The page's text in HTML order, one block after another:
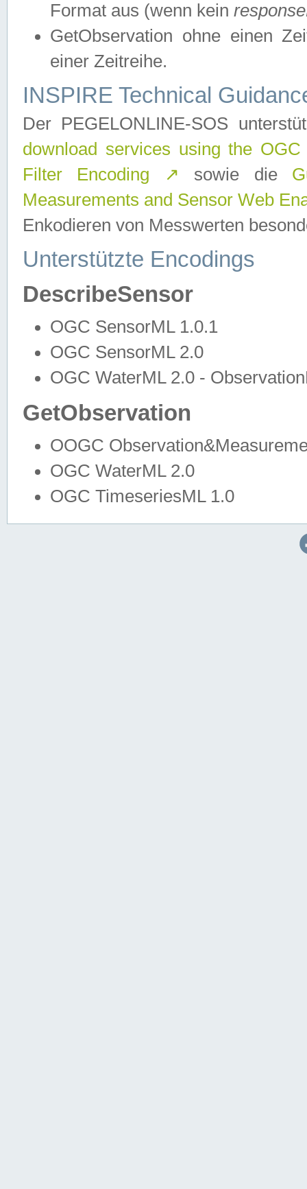
Format aus (wenn kein
GetObservation ohne einen
einer Zeitreihe.
INSPIRE Technical
Der PEGELONLINE-SOS
download services using the
Filter Encoding
↗ sowie die
Measurements and Sensor Web
Enkodieren von Messwerten
Unterstützte Encodings
DescribeSensor
OGC SensorML 1.0.1
OGC SensorML 2.0
OGC WaterML 2.0 -
GetObservation
OOGC
OGC WaterML 2.0
OGC TimeseriesML 1.0